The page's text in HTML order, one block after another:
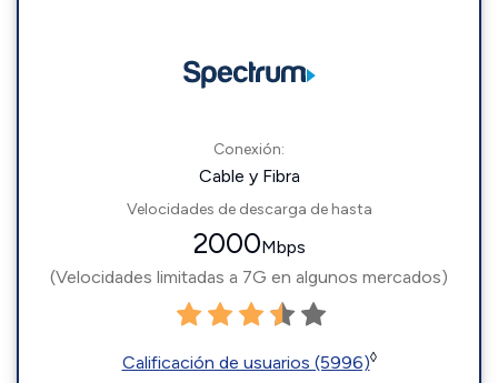
Conexión:
Cable y Fibra
Velocidades de descarga de hasta
2000Mbps
(Velocidades limitadas a 7G en algunos mercados)
Calificación de usuarios (5996)◊